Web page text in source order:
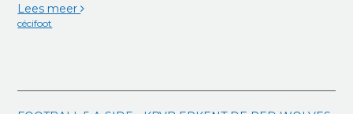
Lees meer
cécifoot